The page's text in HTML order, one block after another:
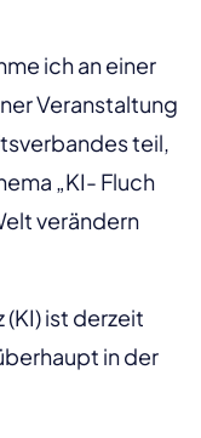
ich an einer
Veranstaltung
teil,
„KI- Fluch
verändern
(KI) ist derzeit
in der